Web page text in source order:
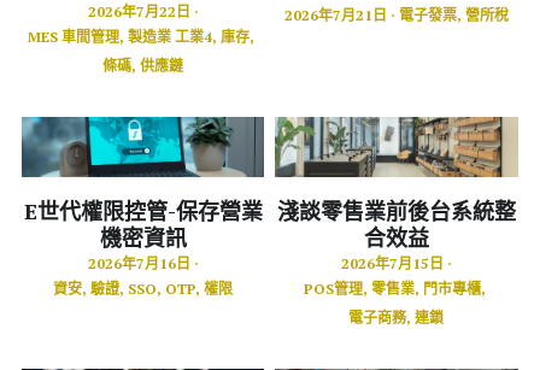
2026年7月22日 ·
MES 車間管理, 製造業 工業4, 庫存,
條碼, 供應鏈
2026年7月21日 · 電子發票, 營所稅
E世代權限控管-保存營業
機密資訊
2026年7月16日 ·
資安, 驗證, SSO, OTP, 權限
淺談零售業前後台系統整
合效益
2026年7月15日 ·
POS管理, 零售業, 門市專櫃,
電子商務, 連鎖